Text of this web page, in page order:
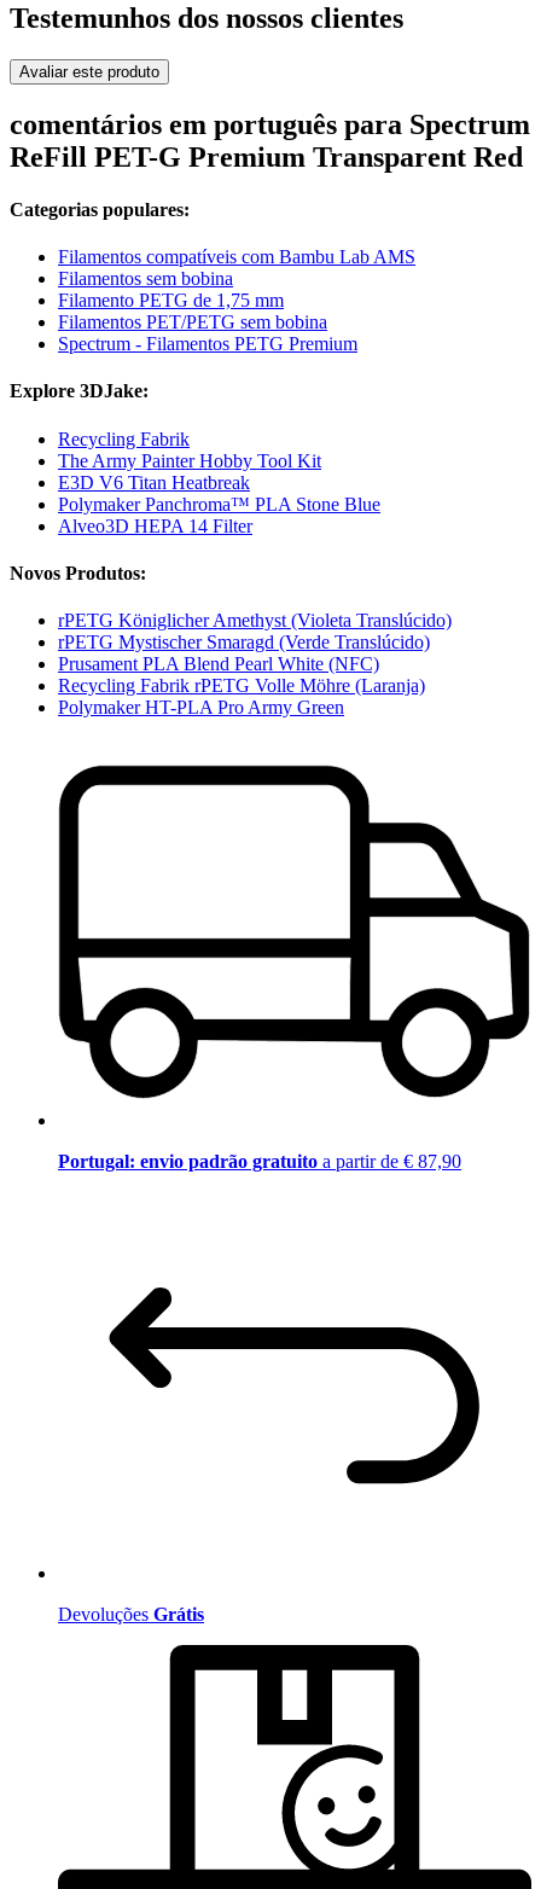
Testemunhos dos nossos clientes
Avaliar este produto
comentários em português para Spectrum
ReFill PET-G Premium Transparent Red
Categorias populares:
Filamentos compatíveis com Bambu Lab AMS
Filamentos sem bobina
Filamento PETG de 1,75 mm
Filamentos PET/PETG sem bobina
Spectrum - Filamentos PETG Premium
Explore 3DJake:
Recycling Fabrik
The Army Painter Hobby Tool Kit
E3D V6 Titan Heatbreak
Polymaker Panchroma™ PLA Stone Blue
Alveo3D HEPA 14 Filter
Novos Produtos:
rPETG Königlicher Amethyst (Violeta Translúcido)
rPETG Mystischer Smaragd (Verde Translúcido)
Prusament PLA Blend Pearl White (NFC)
Recycling Fabrik rPETG Volle Möhre (Laranja)
Polymaker HT-PLA Pro Army Green
Portugal: envio padrão gratuito a partir de € 87,90
Devoluções Grátis